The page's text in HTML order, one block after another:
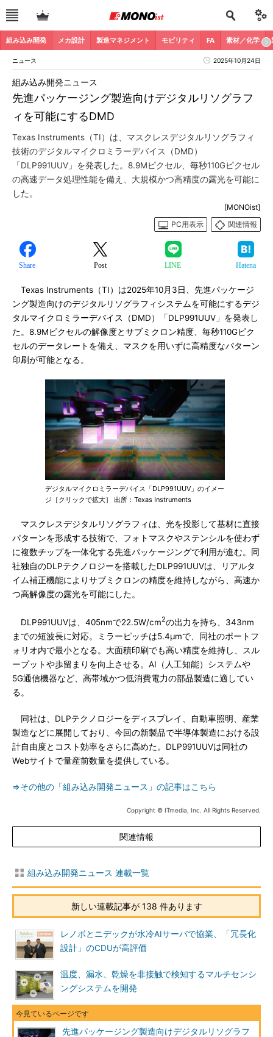
組み込み開発 メカ設計 製造マネジメント モビリティ FA 素材／化学
ニュース 2025年10月24日
先進パッケージング製造向けデジタルリソグラフ
ィを可能にするDMD
組み込み開発ニュース
Texas Instruments（TI）は、マスクレスデジタルリソグラフィ
技術のデジタルマイクロミラーデバイス（DMD）
「DLP991UUV」を発表した。8.9Mピクセル、毎秒110Gピクセル
の高速データ処理性能を備え、大規模かつ高精度の露光を可能に
した。
[MONOist]
PC用表示
関連情報
Share Post LINE Hatena
Texas Instruments（TI）は2025年10月3日、先進パッケージ
ング製造向けのデジタルリソグラフィシステムを可能にするデジ
タルマイクロミラーデバイス（DMD）「DLP991UUV」を発表し
た。8.9Mピクセルの解像度とサブミクロン精度、毎秒110Gピク
セルのデータレートを備え、マスクを用いずに高精度なパターン
印刷が可能となる。
デジタルマイクロミラーデバイス「DLP991UUV」のイメー
ジ［クリックで拡大］ 出所：Texas Instruments
マスクレスデジタルリソグラフィは、光を投影して基材に直接
パターンを形成する技術で、フォトマスクやステンシルを使わず
に複数チップを一体化する先進パッケージングで利用が進む。同
社独自のDLPテクノロジーを搭載したDLP991UUVは、リアルタ
イム補正機能によりサブミクロンの精度を維持しながら、高速か
つ高解像度の露光を可能にした。
DLP991UUVは、405nmで22.5W/cm2の出力を持ち、343nm
までの短波長に対応。ミラーピッチは5.4μmで、同社のポートフ
ォリオ内で最小となる。大面積印刷でも高い精度を維持し、スル
ープットや歩留まりを向上させる。AI（人工知能）システムや
5G通信機器など、高帯域かつ低消費電力の部品製造に適してい
る。
同社は、DLPテクノロジーをディスプレイ、自動車照明、産業
製造などに展開しており、今回の新製品で半導体製造における設
計自由度とコスト効率をさらに高めた。DLP991UUVは同社の
Webサイトで量産前数量を提供している。
⇒その他の「組み込み開発ニュース」の記事はこちら
Copyright © ITmedia, Inc. All Rights Reserved.
関連情報
組み込み開発ニュース 連載一覧
新しい連載記事が 138 件あります
レノボとニデックが水冷AIサーバで協業、「冗長化
設計」のCDUが高評価
温度、漏水、乾燥を非接触で検知するマルチセンシ
ングシステムを開発
先進パッケージング製造向けデジタルリソグラフ